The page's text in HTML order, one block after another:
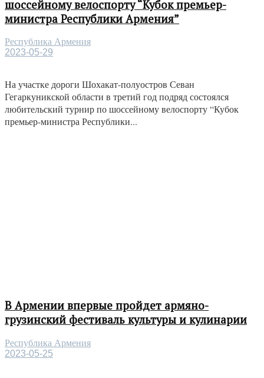
шоссейному велоспорту “Кубок премьер-
министра Республики Армения”
Республика Армения
2023-05-29
На участке дороги Шохакат-полуостров Севан
Гегаркуникской области в третий год подряд состоялся
любительский турнир по шоссейному велоспорту “Кубок
премьер-министра Республики...
В Армении впервые пройдет армяно-
грузинский фестиваль культуры и кулинарии
Республика Армения
2023-05-25